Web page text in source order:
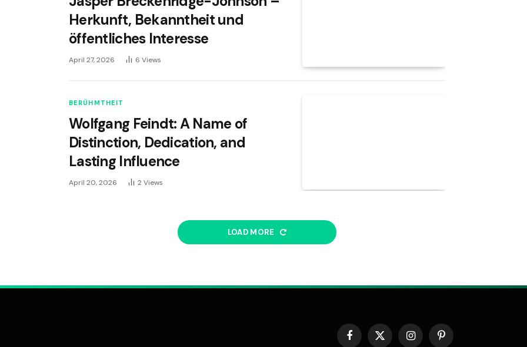
Herkunft, Bekanntheit und
öffentliches Interesse
April 27, 2026 6 Views
BERÜHMTHEIT
Wolfgang Feindt: A Name of
Distinction, Dedication, and
Lasting Influence
April 20, 2026 2Views
LOAD MORE
Facebook
X
InstagramPinterest